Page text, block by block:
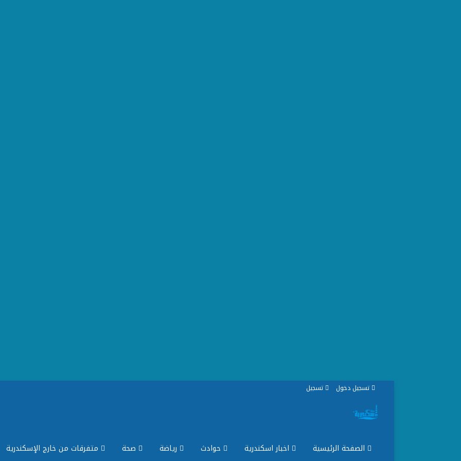
تسجيل دخول تسجيل
الصفحة الرئيسية اخبار اسكندرية حوادث رياضة صحة متفرقات من خارج الإسكندرية